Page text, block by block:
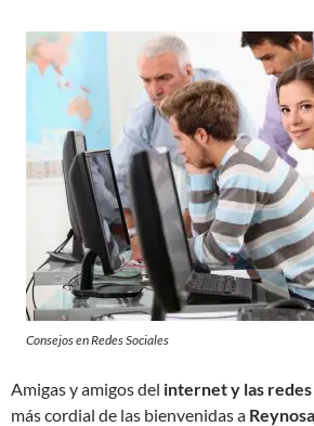
Consejos en Redes Sociales
Amigas y amigos del internet y las redes
más cordial de las bienvenidas a